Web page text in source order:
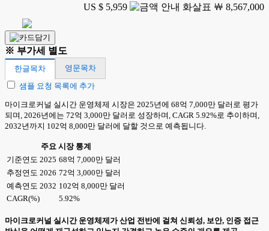
US $ 5,959
￦ 8,567,000
※ 부가세 별도
한글목차
영문목차
샘플 요청 목록에 추가
마이크로커널 실시간 운영체제 시장은 2025년에 68억 7,000만 달러로 평가
되며, 2026년에는 72억 3,000만 달러로 성장하며, CAGR 5.92%로 추이하며,
2032년까지 102억 8,000만 달러에 달할 것으로 예측됩니다.
주요 시장 통계
기준연도 2025 68억 7,000만 달러
추정연도 2026 72억 3,000만 달러
예측연도 2032 102억 8,000만 달러
CAGR(%)
5.92%
마이크로커널 실시간 운영체제가 산업 전반에 걸쳐 신뢰성, 보안, 인증 접근